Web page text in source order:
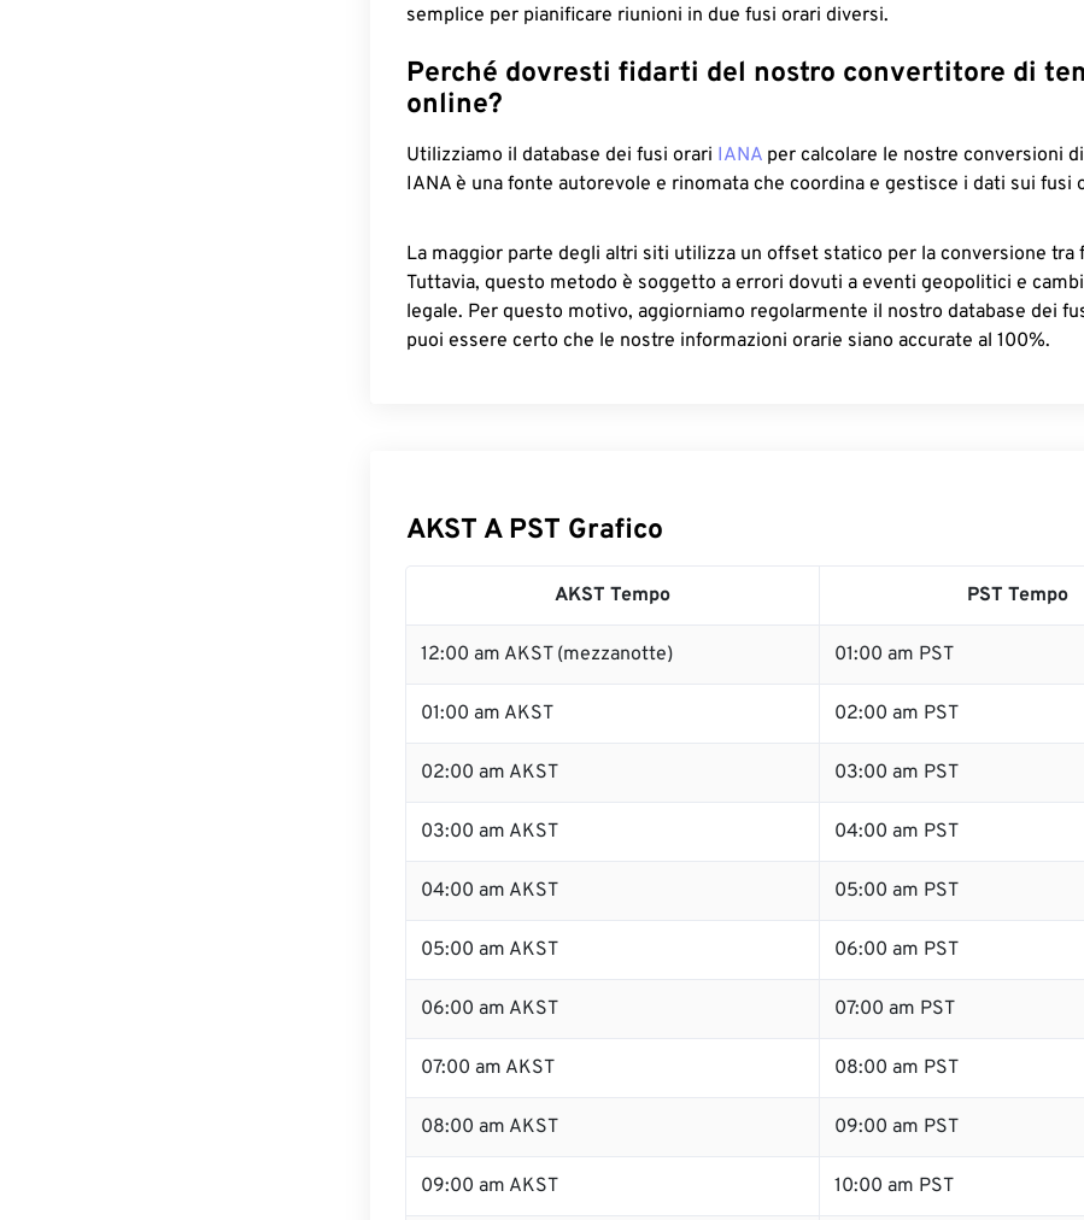
semplice per pianificare riunioni in due fusi orari diversi.
Perché dovresti fidarti del nostro convertitore di
online?
Utilizziamo il database dei fusi orari IANA per calcolare le nostre conversioni
IANA è una fonte autorevole e rinomata che coordina e gestisce i dati sui fusi
La maggior parte degli altri siti utilizza un offset statico per la conversione tra
Tuttavia, questo metodo è soggetto a errori dovuti a eventi geopolitici e
legale. Per questo motivo, aggiorniamo regolarmente il nostro database dei
puoi essere certo che le nostre informazioni orarie siano accurate al 100%.
AKST A PST Grafico
AKST Tempo PST Tempo
12:00 am AKST (mezzanotte) 01:00 am PST
01:00 am AKST 02:00 am PST
02:00 am AKST 03:00 am PST
03:00 am AKST 04:00 am PST
04:00 am AKST 05:00 am PST
05:00 am AKST 06:00 am PST
06:00 am AKST 07:00 am PST
07:00 am AKST 08:00 am PST
08:00 am AKST 09:00 am PST
09:00 am AKST 10:00 am PST